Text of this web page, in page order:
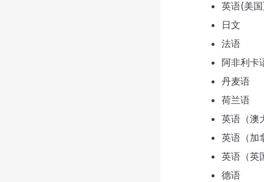
英语(美国
日文
法语
阿非利卡
丹麦语
荷兰语
英语（澳
英语（加
英语（英
德语